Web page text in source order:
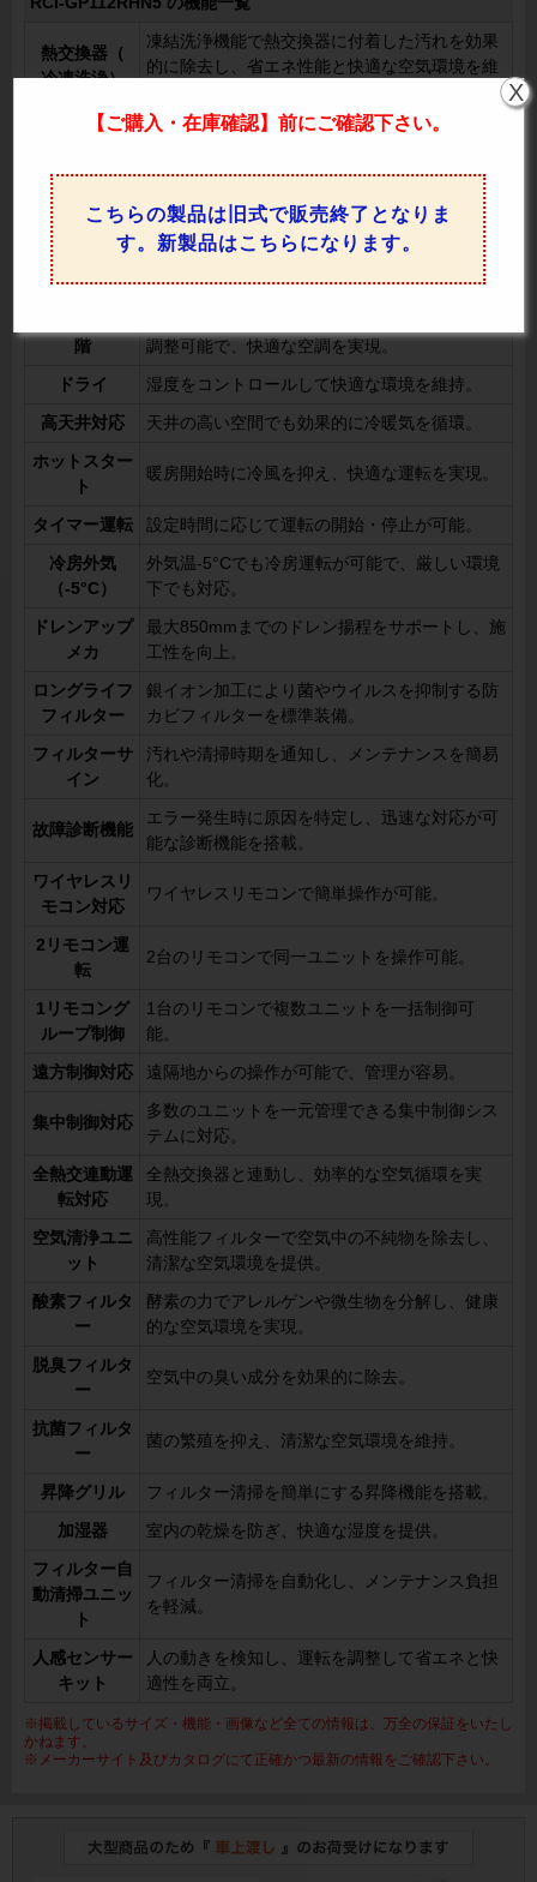
熱交換器（
冷凍洗浄）
凍結洗浄機能で熱交換器に付着した汚れを効果
的に除去し、省エネ性能と快適な空気環境を維
オートルーバ
ルーバーが自動で動き、最適な空気の流れを確
個別ルーバー
設定
ルーバー角度を個別に調整可能で、送風方向を
自由に設定可能。
風向選択（固
定）
手動で風向を固定し、特定エリアへの送風や回
避が可能。
階
調整可能で、快適な空調を実現。
ドライ 湿度をコントロールして快適な環境を維持。
高天井対応 天井の高い空間でも効果的に冷暖気を循環。
ホットスター
ト
暖房開始時に冷風を抑え、快適な運転を実現。
タイマー運転 設定時間に応じて運転の開始・停止が可能。
冷房外気
（-5°C）
外気温-5°Cでも冷房運転が可能で、厳しい環境
下でも対応。
ドレンアップ
メカ
最大850mmまでのドレン揚程をサポートし、施
工性を向上。
ロングライフ
フィルター
銀イオン加工により菌やウイルスを抑制する防
カビフィルターを標準装備。
フィルターサ
イン
汚れや清掃時期を通知し、メンテナンスを簡易
化。
故障診断機能
エラー発生時に原因を特定し、迅速な対応が可
能な診断機能を搭載。
ワイヤレスリ
モコン対応
ワイヤレスリモコンで簡単操作が可能。
2リモコン運
転
2台のリモコンで同一ユニットを操作可能。
1リモコング
ループ制御
1台のリモコンで複数ユニットを一括制御可
能。
遠方制御対応 遠隔地からの操作が可能で、管理が容易。
集中制御対応
多数のユニットを一元管理できる集中制御シス
テムに対応。
全熱交連動運
転対応
全熱交換器と連動し、効率的な空気循環を実
現。
空気清浄ユニ
ット
高性能フィルターで空気中の不純物を除去し、
清潔な空気環境を提供。
酸素フィルタ
ー
酵素の力でアレルゲンや微生物を分解し、健康
的な空気環境を実現。
脱臭フィルタ
ー
空気中の臭い成分を効果的に除去。
抗菌フィルタ
ー
菌の繁殖を抑え、清潔な空気環境を維持。
昇降グリル フィルター清掃を簡単にする昇降機能を搭載。
加湿器 室内の乾燥を防ぎ、快適な湿度を提供。
フィルター自
動清掃ユニッ
ト
フィルター清掃を自動化し、メンテナンス負担
を軽減。
人感センサー
キット
人の動きを検知し、運転を調整して省エネと快
適性を両立。
※掲載しているサイズ・機能・画像など全ての情報は、万全の保証をいたし
かねます。
※メーカーサイト及びカタログにて正確かつ最新の情報をご確認下さい。
【ご購入・在庫確認】前にご確認下さい。
こちらの製品は旧式で販売終了となりま
す。新製品はこちらになります。
X